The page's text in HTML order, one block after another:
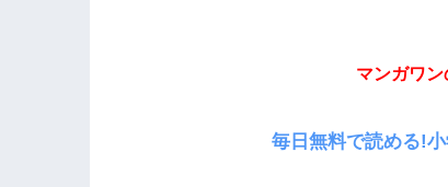
マンガワ
毎日無料で読める!